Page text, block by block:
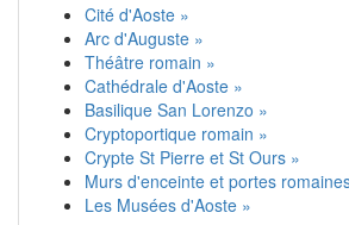
Cité d'Aoste »
Arc d'Auguste »
Théâtre romain »
Cathédrale d'Aoste »
Basilique San Lorenzo »
Cryptoportique romain »
Crypte St Pierre et St Ours »
Murs d'enceinte et portes
Les Musées d'Aoste »